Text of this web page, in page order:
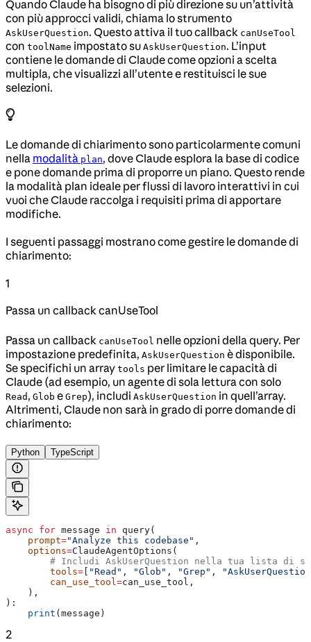
Quando Claude ha bisogno di più direzione su un’attività
con più approcci validi, chiama lo strumento
AskUserQuestion. Questo attiva il tuo callback canUseTool
con toolName impostato su AskUserQuestion. L’input
contiene le domande di Claude come opzioni a scelta
multipla, che visualizzi all’utente e restituisci le sue
selezioni.
Le domande di chiarimento sono particolarmente comuni
nella modalità plan, dove Claude esplora la base di codice
e pone domande prima di proporre un piano. Questo rende
la modalità plan ideale per flussi di lavoro interattivi in cui
vuoi che Claude raccolga i requisiti prima di apportare
modifiche.
I seguenti passaggi mostrano come gestire le domande di
chiarimento:
1
Passa un callback canUseTool
Passa un callback canUseTool nelle opzioni della query. Per
impostazione predefinita, AskUserQuestion è disponibile.
Se specifichi un array tools per limitare le capacità di
Claude (ad esempio, un agente di sola lettura con solo
Read , Glob e Grep), includi AskUserQuestion in quell’array.
Altrimenti, Claude non sarà in grado di porre domande di
chiarimento:
Python TypeScript
async for message in query(
    prompt
="Analyze this codebase" ,
    options
=ClaudeAgentOptions(
# Includi AskUserQuestion nella tua lista di
        tools
= "Read" , "Glob" , "Grep" ,
        can_use_tool
=can_use_tool,
    ),
):
    print
(message)
2